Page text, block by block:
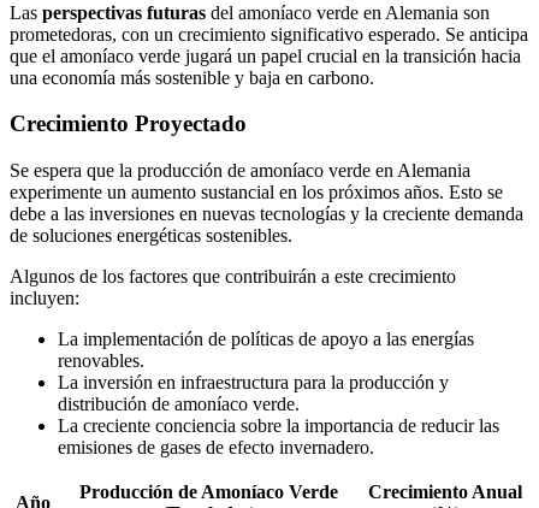
Las perspectivas futuras del amoníaco verde en Alemania son
prometedoras, con un crecimiento significativo esperado. Se anticipa
que el amoníaco verde jugará un papel crucial en la transición hacia
una economía más sostenible y baja en carbono.
Crecimiento Proyectado
Se espera que la producción de amoníaco verde en Alemania
experimente un aumento sustancial en los próximos años. Esto se
debe a las inversiones en nuevas tecnologías y la creciente demanda
de soluciones energéticas sostenibles.
Algunos de los factores que contribuirán a este crecimiento
incluyen:
La implementación de políticas de apoyo a las energías
renovables.
La inversión en infraestructura para la producción y
distribución de amoníaco verde.
La creciente conciencia sobre la importancia de reducir las
emisiones de gases de efecto invernadero.
Año
Producción de Amoníaco Verde
Crecimiento Anual